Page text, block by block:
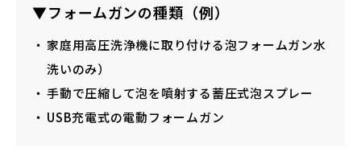
▼フォームガンの種類（例）
家庭用高圧洗浄機に取り付ける泡フォームガン水
洗いのみ）
手動で圧縮して泡を噴射する蓄圧式泡スプレー
USB充電式の電動フォームガン